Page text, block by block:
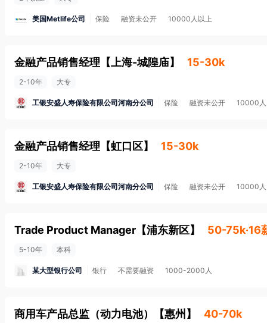
美国Metlife公司 保险 融资未公开 10000人以上
金融产品销售经理 【 上海-城隍庙】 15-30k
2-10年 大专
工银安盛人寿保险有限公司河南分公司 保险 融资未公开 10000
金融产品销售经理 【虹口区】 15-30k
2-10年 大专
工银安盛人寿保险有限公司河南分公司 保险 融资未公开 10000
Trade Product Manager 【浦东新区】 50-75k·16
5-10年 本科
某大型银行公司 银行 不需要融资 1000-2000人
商用车产品总监（动力电池） 【惠州 】 40-70k